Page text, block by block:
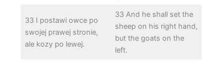
33 I postawi owce po
swojej prawej stronie,
ale kozy po lewej.
33 And he shall set the
sheep on his right hand,
but the goats on the
left.